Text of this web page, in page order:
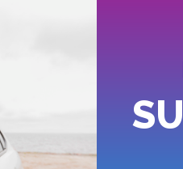
sustentável para as suas
oferecem eficiência
centros urbanos ou eventos
comprometer o ambiente.